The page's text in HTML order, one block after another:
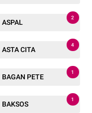
ASPAL
2
ASTA CITA
4
BAGAN PETE
1
BAKSOS
1